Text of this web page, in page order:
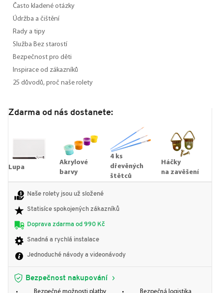
Často kladené otázky
Údržba a čištění
Rady a tipy
Služba Bez starostí
Bezpečnost pro děti
Inspirace od zákazníků
25 důvodů, proč naše rolety
Zdarma od nás dostanete:
Lupa
Akrylové
barvy
4 ks
dřevěných
štětců
Háčky
na zavěšení
Naše rolety jsou už složené
Statisíce spokojených zákazníků
Doprava zdarma od 990 Kč
Snadná a rychlá instalace
Jednoduché návody a videonávody
Bezpečnost nakupování